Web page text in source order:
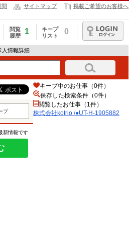
問 サイトマップ 掲載ご希望のお客様へ
閲覧
履歴
1
キープ
リスト
0
ログイン
人情報詳細
プ
新情報です
キープ中のお仕事（0件）
保存した検索条件（0件）
閲覧したお仕事（1件）
株式会社kotrio /●UT-H-1905882